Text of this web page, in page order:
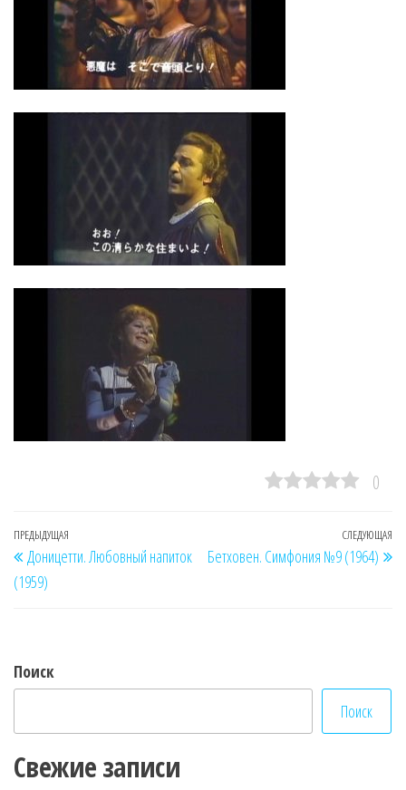
0
Навигация
по
записям
Предыдущая
запись
ПРЕДЫДУЩАЯ
Доницетти. Любовный напиток
(1959)
СЛЕДУЮЩАЯ
Бетховен. Симфония №9 (1964)
Поиск
Поиск
Свежие записи